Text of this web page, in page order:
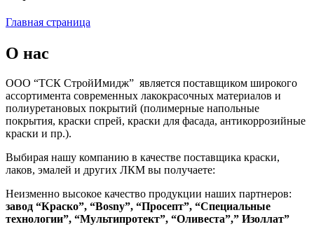
Главная страница
О нас
ООО “ТСК СтройИмидж” является поставщиком широкого
ассортимента современных лакокрасочных материалов и
полиуретановых покрытий (полимерные напольные
покрытия, краски спрей, краски для фасада, антикоррозийные
краски и пр.).
Выбирая нашу компанию в качестве поставщика краски,
лаков, эмалей и других ЛКМ вы получаете:
Неизменно высокое качество продукции наших партнеров:
завод “Краско”, “Bosny”, “Просепт”, “Специальные
технологии”, “Мультипротект”, “Оливеста”,” Изоллат”